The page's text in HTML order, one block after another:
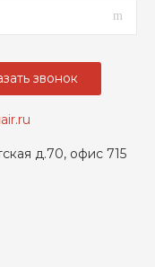
д.70, офис 715
звонок